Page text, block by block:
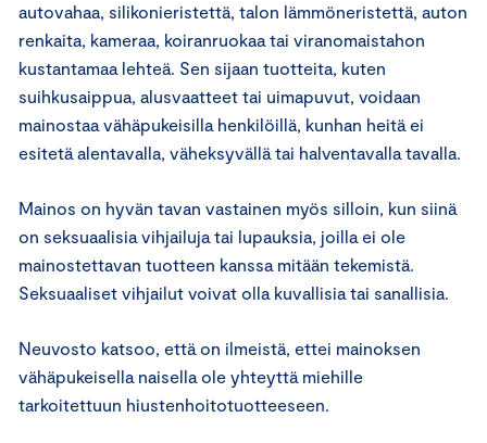
autovahaa, silikonieristettä, talon lämmöneristettä, auton
renkaita, kameraa, koiranruokaa tai viranomaistahon
kustantamaa lehteä. Sen sijaan tuotteita, kuten
suihkusaippua, alusvaatteet tai uimapuvut, voidaan
mainostaa vähäpukeisilla henkilöillä, kunhan heitä ei
esitetä alentavalla, väheksyvällä tai halventavalla tavalla.
Mainos on hyvän tavan vastainen myös silloin, kun siinä
on seksuaalisia vihjailuja tai lupauksia, joilla ei ole
mainostettavan tuotteen kanssa mitään tekemistä.
Seksuaaliset vihjailut voivat olla kuvallisia tai sanallisia.
Neuvosto katsoo, että on ilmeistä, ettei mainoksen
vähäpukeisella naisella ole yhteyttä miehille
tarkoitettuun hiustenhoitotuotteeseen.